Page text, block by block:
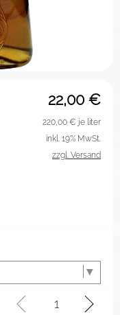
22,00 €
220,00 € je liter
inkl. 19% MwSt.
zzgl. Versand